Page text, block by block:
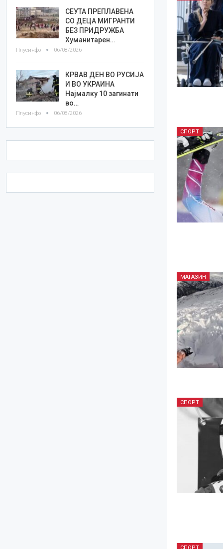
СПОРТ
МАГАЗИН
СПОРТ
СЕУТА ПРЕПЛАВЕНА
СО ДЕЦА МИГРАНТИ
БЕЗ ПРИДРУЖБА
Хуманитарен…
Плусинфо 06/08/2026
КРВАВ ДЕН ВО РУСИЈА
И ВО УКРАИНА
Најмалку 10 загинати
во…
Плусинфо 06/08/2026